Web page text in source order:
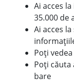
Ai acces
35.000 de
Ai acces
Poți
Poți
bare